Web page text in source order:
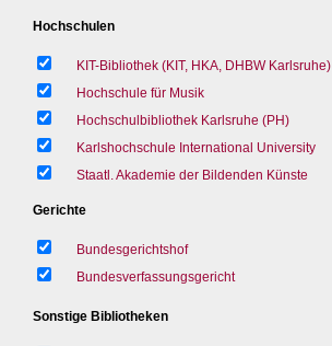
Hochschulen
KIT-Bibliothek (KIT, HKA, DHBW Karlsruhe)
Hochschule für Musik
Hochschulbibliothek Karlsruhe (PH)
Karlshochschule International University
Staatl. Akademie der Bildenden Künste
Gerichte
Bundesgerichtshof
Bundesverfassungsgericht
Sonstige Bibliotheken